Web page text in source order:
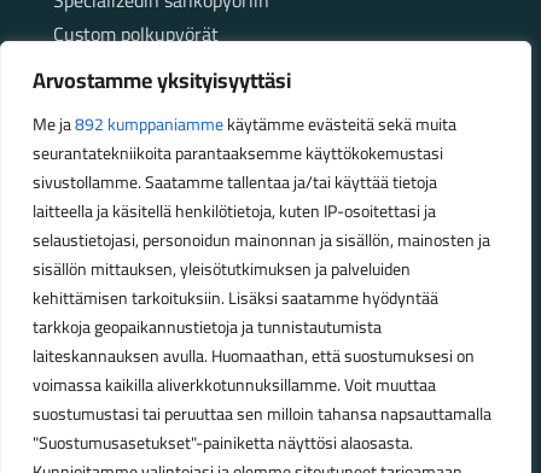
Arvostamme yksityisyyttäsi
Me ja892 kumppaniammekäytämme evästeitä sekä muita
seurantatekniikoita parantaaksemme käyttökokemustasi
sivustollamme. Saatamme tallentaa ja/tai käyttää tietoja
laitteella ja käsitellä henkilötietoja, kuten IP-osoitettasi ja
selaustietojasi, personoidun mainonnan ja sisällön, mainosten ja
sisällön mittauksen, yleisötutkimuksen ja palveluiden
kehittämisen tarkoituksiin. Lisäksi saatamme hyödyntää
tarkkoja geopaikannustietoja ja tunnistautumista
laiteskannauksen avulla. Huomaathan, että suostumuksesi on
voimassa kaikilla aliverkkotunnuksillamme. Voit muuttaa
suostumustasi tai peruuttaa sen milloin tahansa napsauttamalla
"Suostumusasetukset"-painiketta näyttösi alaosasta.
Custom polkupyörät
Fatbikellä helppoa ja huoletonta etenemistä
maastossa
Aukioloajat
Talvikauden aukioloajat (1.10.2025 – 28.2.2026)
Ma-Pe 10-18
La 10-14
Kesäkauden aukioloajat (1.3.2026 – 30.9.2026)
Ma-Pe 10-18
La 9-15
Poikkeavat aukioloajat: